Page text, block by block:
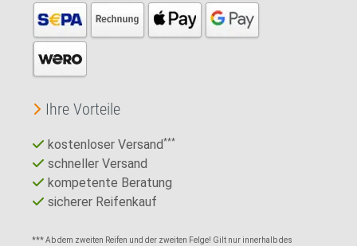
Ihre Vorteile
kostenloser Versand***
schneller Versand
kompetente Beratung
sicherer Reifenkauf
*** Ab dem zweiten Reifen und der zweiten Felge! Gilt nur innerhalb des